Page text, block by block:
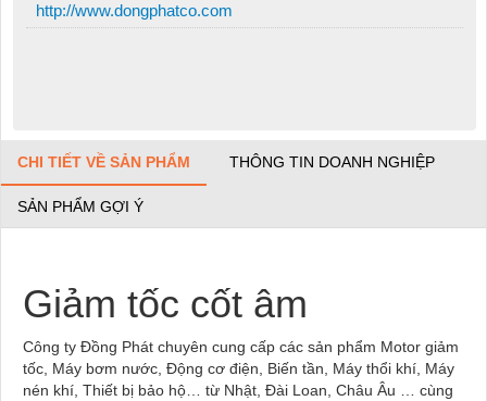
http://www.dongphatco.com
CHI TIẾT VỀ SẢN PHẨM THÔNG TIN DOANH NGHIỆP
SẢN PHẨM GỢI Ý
Giảm tốc cốt âm
Công ty Đồng Phát chuyên cung cấp các sản phẩm Motor giảm
tốc, Máy bơm nước, Động cơ điện, Biến tần, Máy thổi khí, Máy
nén khí, Thiết bị bảo hộ… từ Nhật, Đài Loan, Châu Âu … cùng